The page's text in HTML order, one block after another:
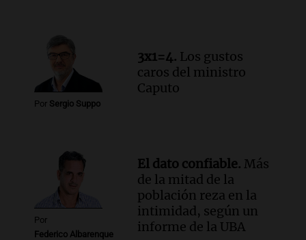
Episodios
Audio.
Solans Hoteles es patrocinante
porque el concurso “abre un espacio a la
creatividad”
Edición 2026
Episodios
qué dijo la defensa del esposo acusado
Radioinforme 3
Episodios
Por Sergio Suppo
3x1=4. Los gustos
caros del ministro
Caputo
Por
Federico Albarenque
El dato confiable. Más
de la mitad de la
población reza en la
intimidad, según un
informe de la UBA